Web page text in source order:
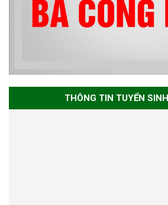
sơ chuyên
dự tuyển
Thông báo
đủ điều
trình đào
ngành Môi
THÔNG TIN TUYỂN